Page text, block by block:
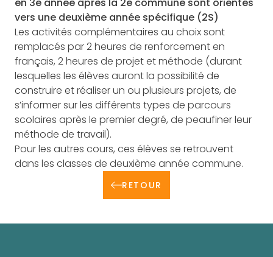
vers une deuxième année spécifique (2S)
Les activités complémentaires au choix sont
remplacés par 2 heures de renforcement en
français, 2 heures de projet et méthode (durant
lesquelles les élèves auront la possibilité de
construire et réaliser un ou plusieurs projets, de
s’informer sur les différents types de parcours
scolaires après le premier degré, de peaufiner leur
méthode de travail).
Pour les autres cours, ces élèves se retrouvent
dans les classes de deuxième année commune.
RETOUR